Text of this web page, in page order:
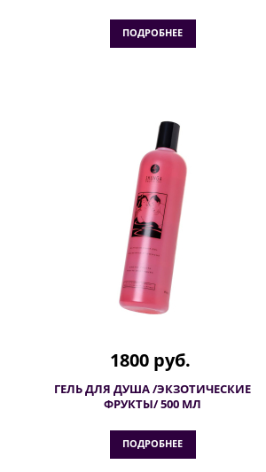
ПОДРОБНЕЕ
1800 руб.
ГЕЛЬ ДЛЯ ДУША /ЭКЗОТИЧЕСКИЕ
ФРУКТЫ/ 500 МЛ
ПОДРОБНЕЕ